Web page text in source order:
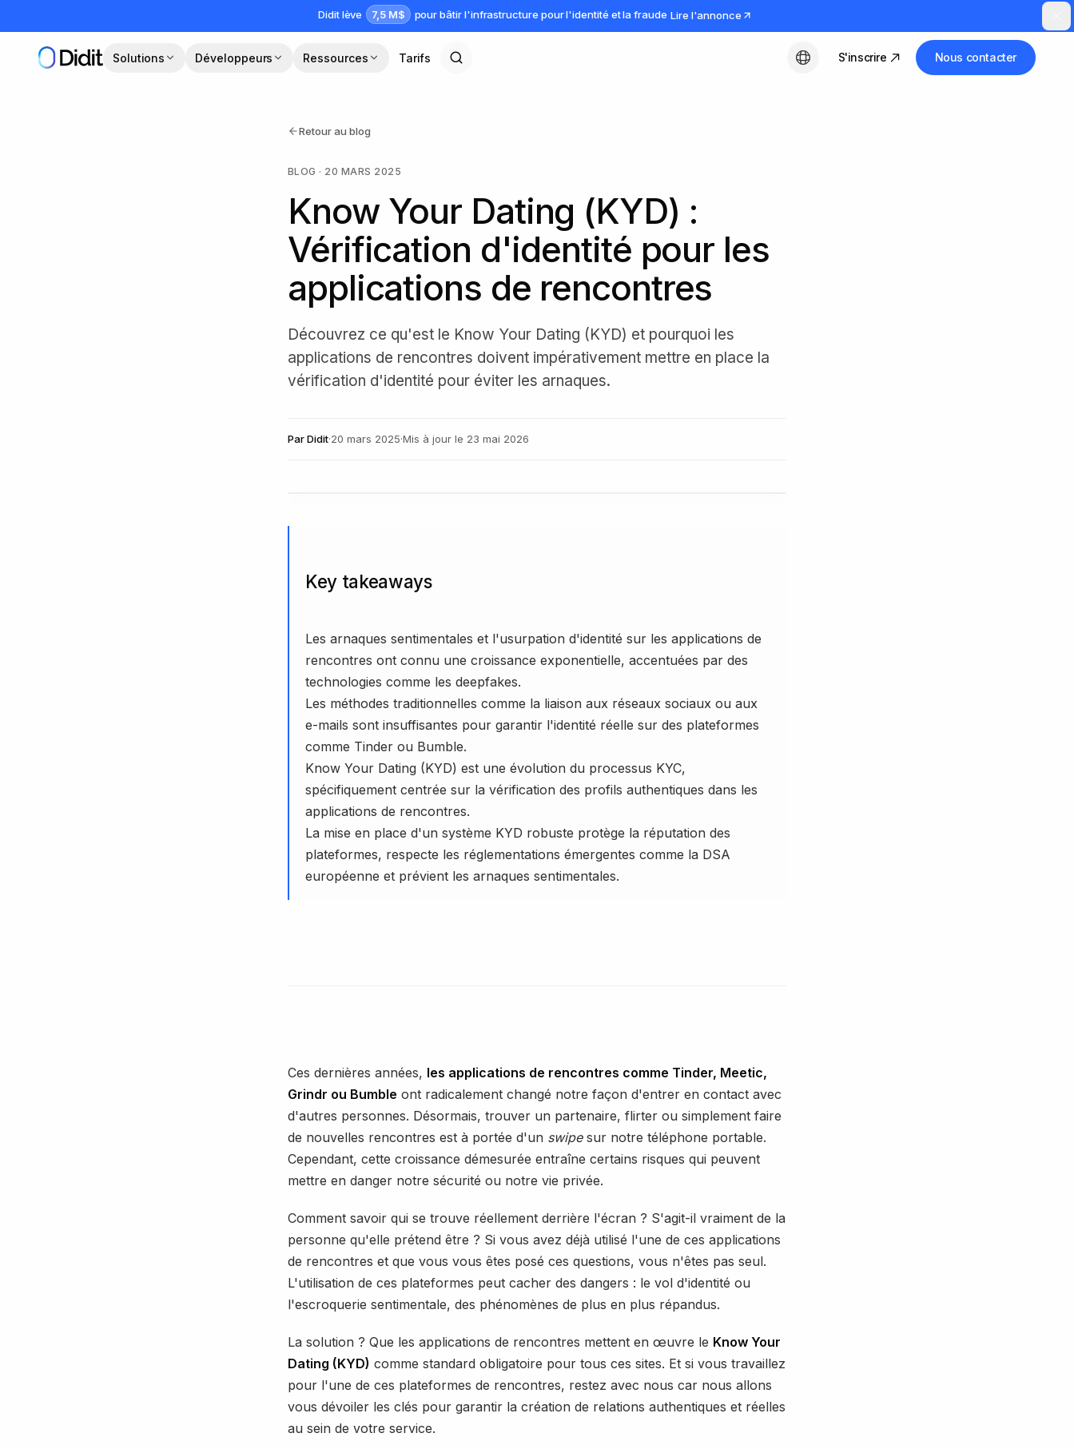
Didit lève 7,5 M$ pour bâtir l'infrastructure pour l'identité et la fraude Lire l'annonce
Solutions Développeurs Ressources Tarifs
Français
S'inscrire Nous contacter
Retour au blog
BLOG · 20 MARS 2025
Know Your Dating (KYD) :
Vérification d'identité pour les
applications de rencontres
Découvrez ce qu'est le Know Your Dating (KYD) et pourquoi les
applications de rencontres doivent impérativement mettre en place la
vérification d'identité pour éviter les arnaques.
ParDidit·20 mars 2025·Mis à jour le 23 mai 2026
Key takeaways
Les arnaques sentimentales et l'usurpation d'identité sur les applications de
rencontres ont connu une croissance exponentielle, accentuées par des
technologies comme les deepfakes.
Les méthodes traditionnelles comme la liaison aux réseaux sociaux ou aux
e-mails sont insuffisantes pour garantir l'identité réelle sur des plateformes
comme Tinder ou Bumble.
Know Your Dating (KYD) est une évolution du processus KYC,
spécifiquement centrée sur la vérification des profils authentiques dans les
applications de rencontres.
La mise en place d'un système KYD robuste protège la réputation des
plateformes, respecte les réglementations émergentes comme la DSA
européenne et prévient les arnaques sentimentales.
Ces dernières années, les applications de rencontres comme Tinder, Meetic,
Grindr ou Bumble ont radicalement changé notre façon d'entrer en contact avec
d'autres personnes. Désormais, trouver un partenaire, flirter ou simplement faire
de nouvelles rencontres est à portée d'un swipesur notre téléphone portable.
Cependant, cette croissance démesurée entraîne certains risques qui peuvent
mettre en danger notre sécurité ou notre vie privée.
Comment savoir qui se trouve réellement derrière l'écran ? S'agit-il vraiment de la
personne qu'elle prétend être ? Si vous avez déjà utilisé l'une de ces applications
de rencontres et que vous vous êtes posé ces questions, vous n'êtes pas seul.
L'utilisation de ces plateformes peut cacher des dangers : le vol d'identité ou
l'escroquerie sentimentale, des phénomènes de plus en plus répandus.
La solution ? Que les applications de rencontres mettent en œuvre le Know Your
Dating (KYD) comme standard obligatoire pour tous ces sites. Et si vous travaillez
pour l'une de ces plateformes de rencontres, restez avec nous car nous allons
vous dévoiler les clés pour garantir la création de relations authentiques et réelles
au sein de votre service.